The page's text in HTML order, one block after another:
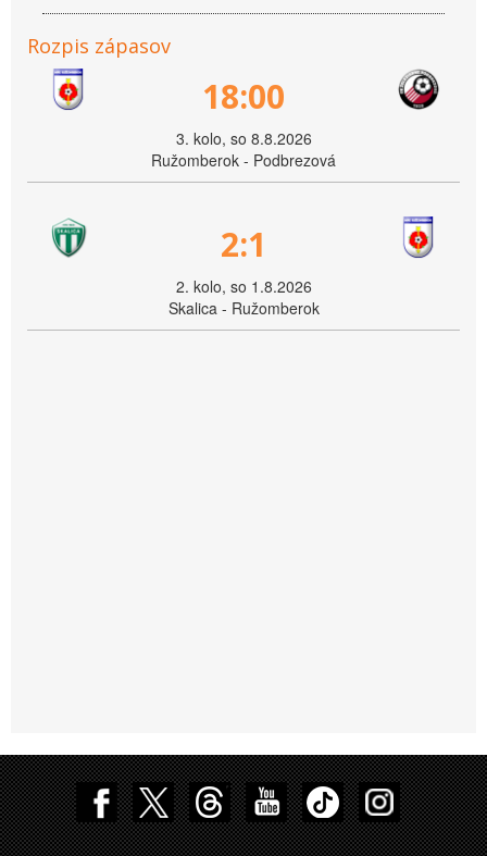
Rozpis zápasov
18:00
3. kolo, so 8.8.2026
Ružomberok - Podbrezová
2:1
2. kolo, so 1.8.2026
Skalica - Ružomberok